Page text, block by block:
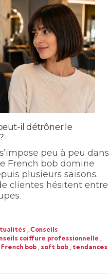
il détrôner le
peu à peu dans
French bob domine
plusieurs saisons.
clientes hésitent entre
Conseils
coiffure professionnelle
French bob soft bob
tendances